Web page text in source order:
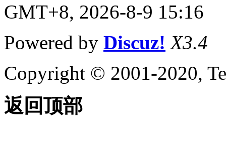
GMT+8, 2026-8-9 15:16
Powered by Discuz! X3.4
Copyright © 2001-2020,
返回顶部